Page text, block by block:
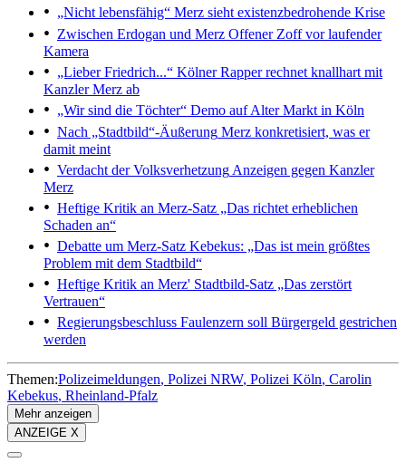
„Nicht lebensfähig“ Merz sieht existenzbedrohende Krise
Zwischen Erdogan und Merz Offener Zoff vor laufender
Kamera
„Lieber Friedrich...“ Kölner Rapper rechnet knallhart mit
Kanzler Merz ab
„Wir sind die Töchter“ Demo auf Alter Markt in Köln
Nach „Stadtbild“-Äußerung Merz konkretisiert, was er
damit meint
Verdacht der Volksverhetzung Anzeigen gegen Kanzler
Merz
Heftige Kritik an Merz-Satz „Das richtet erheblichen
Schaden an“
Debatte um Merz-Satz Kebekus: „Das ist mein größtes
Problem mit dem Stadtbild“
Heftige Kritik an Merz' Stadtbild-Satz „Das zerstört
Vertrauen“
Regierungsbeschluss Faulenzern soll Bürgergeld gestrichen
werden
Themen:Polizeimeldungen Polizei NRW Polizei Köln Carolin
Kebekus Rheinland-Pfalz
Mehr anzeigen
ANZEIGE X